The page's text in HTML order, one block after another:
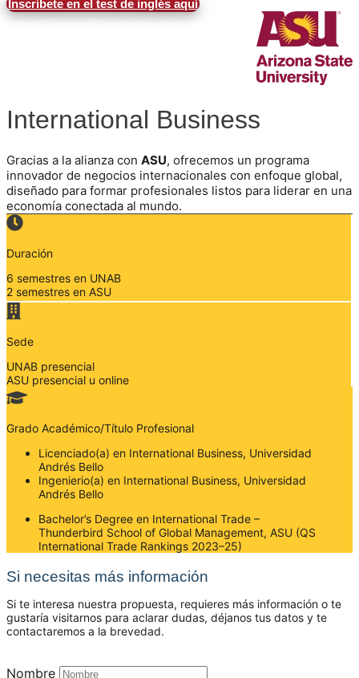
Inscríbete en el test de inglés aquí
International Business
Gracias a la alianza con ASU, ofrecemos un programa
innovador de negocios internacionales con enfoque global,
diseñado para formar profesionales listos para liderar en una
economía conectada al mundo.
Duración
6 semestres en UNAB
2 semestres en ASU
Sede
UNAB presencial
ASU presencial u online
Grado Académico/Título Profesional
Licenciado(a) en International Business, Universidad
Andrés Bello
Ingenierio(a) en International Business, Universidad
Andrés Bello
Bachelor’s Degree en International Trade –
Thunderbird School of Global Management, ASU (QS
International Trade Rankings 2023–25)
Si necesitas más información
Si te interesa nuestra propuesta, requieres más información o te
gustaría visitarnos para aclarar dudas, déjanos tus datos y te
contactaremos a la brevedad.
Nombre